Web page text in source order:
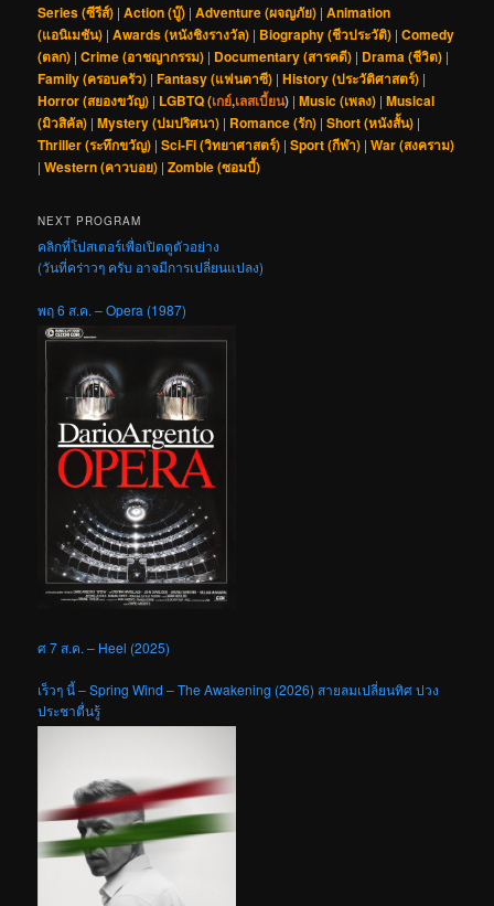
Series (ซีรีส์) |Action (บู๊) |Adventure (ผจญภัย) |Animation
(แอนิเมชัน) |Awards (หนังชิงรางวัล) | Biography (ชีวประวัติ) |Comedy
(ตลก) |Crime (อาชญากรรม) | Documentary (สารคดี) | Drama (ชีวิต) |
Family (ครอบครัว) |Fantasy (แฟนตาซี) |History (ประวัติศาสตร์) |
Horror (สยองขวัญ) | LGBTQ (เกย์,เลสเบี้ยน) |Music (เพลง) |Musical
(มิวสิคัล) |Mystery (ปมปริศนา) | Romance (รัก) |Short (หนังสั้น) |
Thriller (ระทึกขวัญ) |Sci-Fi (วิทยาศาสตร์) |Sport (กีฬา) |War (สงคราม)
|Western (คาวบอย) |Zombie (ซอมบี้)
NEXT PROGRAM
คลิกที่โปสเตอร์เพื่อเปิดดูตัวอย่าง
(วันที่คร่าวๆ ครับ อาจมีการเปลี่ยนแปลง)
พฤ 6 ส.ค. – Opera (1987)
ศ 7 ส.ค. – Heel (2025)
เร็วๆ นี้ – Spring Wind – The Awakening (2026) สายลมเปลี่ยนทิศ ปวง
ประชาตื่นรู้